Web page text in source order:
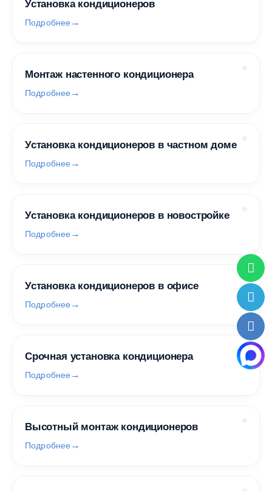
Установка кондиционеров
Подробнее
Монтаж настенного кондиционера
Подробнее
Установка кондиционеров в частном доме
Подробнее
Установка кондиционеров в новостройке
Подробнее
Установка кондиционеров в офисе
Подробнее
Срочная установка кондиционера
Подробнее
Высотный монтаж кондиционеров
Подробнее